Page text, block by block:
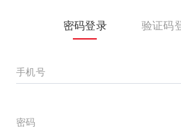
密码登录 验证码
手机号
密码